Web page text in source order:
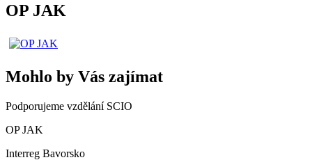
OP JAK
Mohlo by Vás zajímat
Podporujeme vzdělání SCIO
OP JAK
Interreg Bavorsko